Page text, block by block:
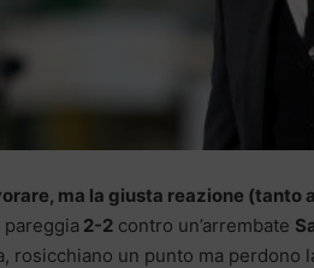
ma la giusta reazione (tanto
2-2 contro un’arrembate
rosicchiano un punto ma perdono